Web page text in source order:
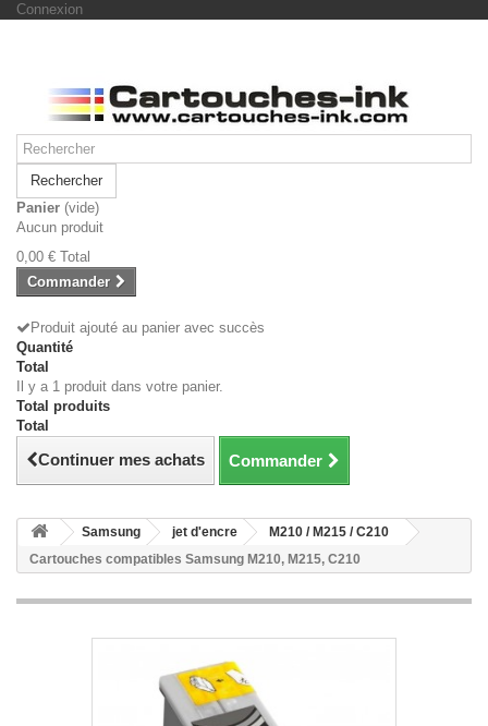
Connexion
Rechercher
Panier (vide)
Aucun produit
0,00 € Total
Commander
Produit ajouté au panier avec succès
Quantité
Total
Il y a 1 produit dans votre panier.
Total produits
Total
Continuer mes achats Commander
Samsung jet d'encre
M210 / M215 / C210
Cartouches compatibles Samsung M210, M215, C210